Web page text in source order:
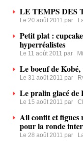
LE TEMPS DES
Le 20 août 2011 par
Petit plat :
hyperréalistes
Le 11 août 2011 par
Le boeuf de Kobé,
Le 31 août 2011 par
Le pralin glacé de
Le 15 août 2011 par
Ail confit et
pour la ronde
Le 28 août 2011 par